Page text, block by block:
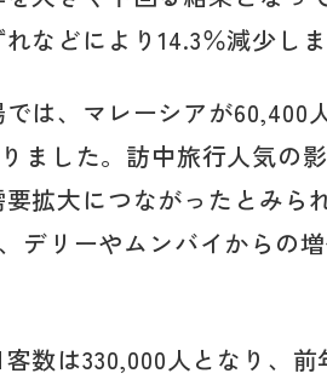
などにより14.3％減少しま
は、マレーシアが60,400
ました。訪中旅行人気の
拡大につながったとみら
デリーやムンバイからの
数は330,000人となり、